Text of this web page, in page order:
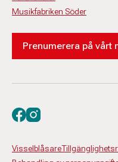
Musikfabriken Söder
Prenumerera på vårt
Visselblåsare
Besök oss på facebook
Besök oss på instagram